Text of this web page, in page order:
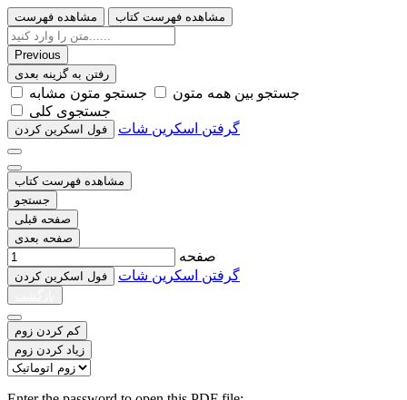
مشاهده فهرست مشاهده فهرست کتاب
Previous
رفتن به گزینه بعدی
ﺟﺴﺘﺠﻮ ﺑﯿﻦ ﻫﻤﻪ ﻣﺘﻮﻥ
ﺟﺴﺘﺠﻮ ﻣﺘﻮﻥ ﻣﺸﺎﺑﻪ
ﺟﺴﺘﺠﻮﯼ ﮐﻠﯽ
ﻓﻮﻝ اﺳﮑﺮﯾﻦ ﮐﺮﺩﻥ گرفتن اسکرین شات
مشاهده فهرست کتاب
جستجو
صفحه قبلی
صفحه بعدی
صفحه
ﻓﻮﻝ اﺳﮑﺮﯾﻦ ﮐﺮﺩﻥ گرفتن اسکرین شات
کم کردن زوم
زیاد کردن زوم